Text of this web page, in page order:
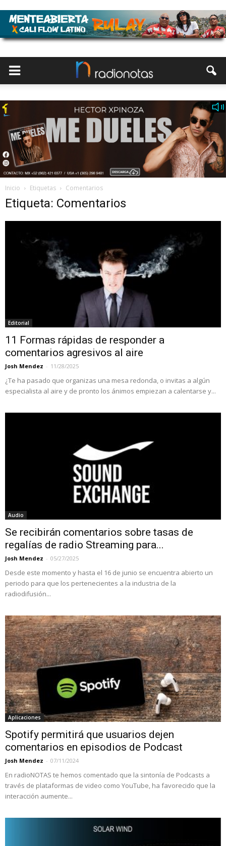
Inicio Etiquetas Comentarios
Etiqueta: Comentarios
Editorial
11 Formas rápidas de responder a
comentarios agresivos al aire
Josh Mendez - 11/28/2025
¿Te ha pasado que organizas una mesa redonda, o invitas a algún
especialista al aire y de pronto los ánimos empiezan a calentarse y...
Audio
Se recibirán comentarios sobre tasas de
regalías de radio Streaming para...
Josh Mendez - 05/27/2025
Desde este momento y hasta el 16 de junio se encuentra abierto un
periodo para que los pertenecientes a la industria de la
radiodifusión...
Aplicaciones
Spotify permitirá que usuarios dejen
comentarios en episodios de Podcast
Josh Mendez - 07/11/2024
En radioNOTAS te hemos comentado que la sintonía de Podcasts a
través de plataformas de video como YouTube, ha favorecido que la
interacción aumente...